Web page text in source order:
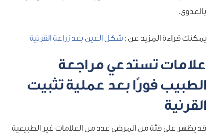
بالعدوى.
يمكنك قراءة المزيد عن :شكل العين بعد زراعة القرنية
علامات تستدعي مراجعة
الطبيب فورًا بعد عملية تثبيت
القرنية
قد يظهر على فئة من المرضى عدد من العلامات غير الطبيعية